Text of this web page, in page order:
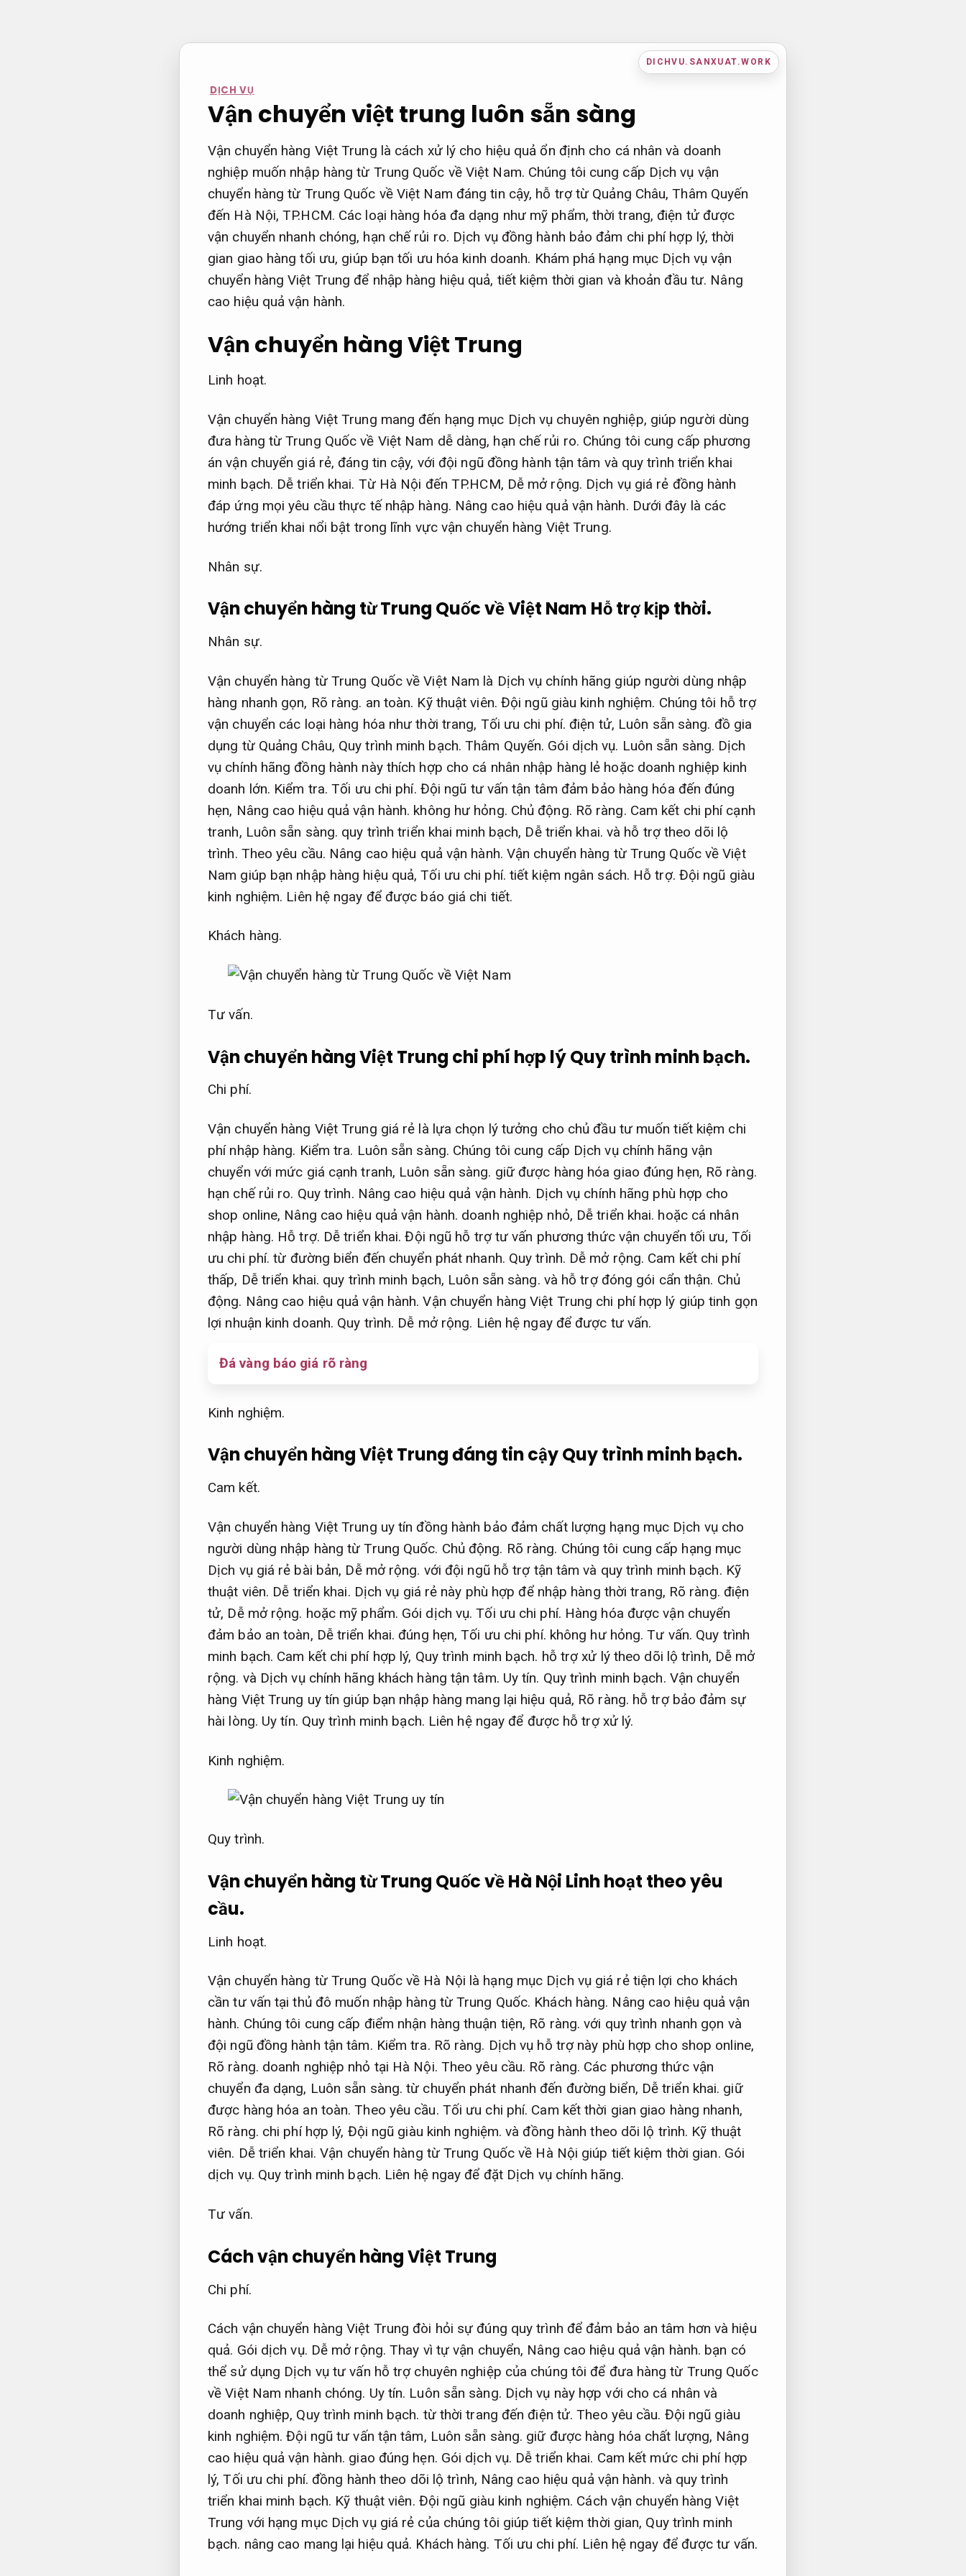
DICHVU.SANXUAT.WORK
DỊCH VỤ
Vận chuyển việt trung luôn sẵn sàng
Vận chuyển hàng Việt Trung là cách xử lý cho hiệu quả ổn định cho cá nhân và doanh
nghiệp muốn nhập hàng từ Trung Quốc về Việt Nam. Chúng tôi cung cấp Dịch vụ vận
chuyển hàng từ Trung Quốc về Việt Nam đáng tin cậy, hỗ trợ từ Quảng Châu, Thâm Quyến
đến Hà Nội, TP.HCM. Các loại hàng hóa đa dạng như mỹ phẩm, thời trang, điện tử được
vận chuyển nhanh chóng, hạn chế rủi ro. Dịch vụ đồng hành bảo đảm chi phí hợp lý, thời
gian giao hàng tối ưu, giúp bạn tối ưu hóa kinh doanh. Khám phá hạng mục Dịch vụ vận
chuyển hàng Việt Trung để nhập hàng hiệu quả, tiết kiệm thời gian và khoản đầu tư. Nâng
cao hiệu quả vận hành.
Vận chuyển hàng Việt Trung
Linh hoạt.
Vận chuyển hàng Việt Trung mang đến hạng mục Dịch vụ chuyên nghiệp, giúp người dùng
đưa hàng từ Trung Quốc về Việt Nam dễ dàng, hạn chế rủi ro. Chúng tôi cung cấp phương
án vận chuyển giá rẻ, đáng tin cậy, với đội ngũ đồng hành tận tâm và quy trình triển khai
minh bạch. Dễ triển khai. Từ Hà Nội đến TP.HCM, Dễ mở rộng. Dịch vụ giá rẻ đồng hành
đáp ứng mọi yêu cầu thực tế nhập hàng. Nâng cao hiệu quả vận hành. Dưới đây là các
hướng triển khai nổi bật trong lĩnh vực vận chuyển hàng Việt Trung.
Nhân sự.
Vận chuyển hàng từ Trung Quốc về Việt Nam Hỗ trợ kịp thời.
Nhân sự.
Vận chuyển hàng từ Trung Quốc về Việt Nam là Dịch vụ chính hãng giúp người dùng nhập
hàng nhanh gọn, Rõ ràng. an toàn. Kỹ thuật viên. Đội ngũ giàu kinh nghiệm. Chúng tôi hỗ trợ
vận chuyển các loại hàng hóa như thời trang, Tối ưu chi phí. điện tử, Luôn sẵn sàng. đồ gia
dụng từ Quảng Châu, Quy trình minh bạch. Thâm Quyến. Gói dịch vụ. Luôn sẵn sàng. Dịch
vụ chính hãng đồng hành này thích hợp cho cá nhân nhập hàng lẻ hoặc doanh nghiệp kinh
doanh lớn. Kiểm tra. Tối ưu chi phí. Đội ngũ tư vấn tận tâm đảm bảo hàng hóa đến đúng
hẹn, Nâng cao hiệu quả vận hành. không hư hỏng. Chủ động. Rõ ràng. Cam kết chi phí cạnh
tranh, Luôn sẵn sàng. quy trình triển khai minh bạch, Dễ triển khai. và hỗ trợ theo dõi lộ
trình. Theo yêu cầu. Nâng cao hiệu quả vận hành. Vận chuyển hàng từ Trung Quốc về Việt
Nam giúp bạn nhập hàng hiệu quả,Tối ưu chi phí. tiết kiệm ngân sách. Hỗ trợ. Đội ngũ giàu
kinh nghiệm. Liên hệ ngay để được báo giá chi tiết.
Khách hàng.
Tư vấn.
Vận chuyển hàng Việt Trung chi phí hợp lýQuy trình minh bạch.
Chi phí.
Vận chuyển hàng Việt Trung giá rẻ là lựa chọn lý tưởng cho chủ đầu tư muốn tiết kiệm chi
phí nhập hàng. Kiểm tra. Luôn sẵn sàng. Chúng tôi cung cấp Dịch vụ chính hãng vận
chuyển với mức giá cạnh tranh, Luôn sẵn sàng. giữ được hàng hóa giao đúng hẹn, Rõ ràng.
hạn chế rủi ro. Quy trình. Nâng cao hiệu quả vận hành. Dịch vụ chính hãng phù hợp cho
shop online, Nâng cao hiệu quả vận hành. doanh nghiệp nhỏ, Dễ triển khai. hoặc cá nhân
nhập hàng. Hỗ trợ. Dễ triển khai. Đội ngũ hỗ trợ tư vấn phương thức vận chuyển tối ưu, Tối
ưu chi phí. từ đường biển đến chuyển phát nhanh. Quy trình. Dễ mở rộng. Cam kết chi phí
thấp, Dễ triển khai. quy trình minh bạch, Luôn sẵn sàng. và hỗ trợ đóng gói cẩn thận. Chủ
động. Nâng cao hiệu quả vận hành. Vận chuyển hàng Việt Trung chi phí hợp lý giúp tinh gọn
lợi nhuận kinh doanh. Quy trình. Dễ mở rộng. Liên hệ ngay để được tư vấn.
Đá vàng báo giá rõ ràng
Kinh nghiệm.
Vận chuyển hàng Việt Trung đáng tin cậyQuy trình minh bạch.
Cam kết.
Vận chuyển hàng Việt Trung uy tín đồng hành bảo đảm chất lượng hạng mục Dịch vụ cho
người dùng nhập hàng từ Trung Quốc. Chủ động. Rõ ràng. Chúng tôi cung cấp hạng mục
Dịch vụ giá rẻ bài bản, Dễ mở rộng. với đội ngũ hỗ trợ tận tâm và quy trình minh bạch. Kỹ
thuật viên. Dễ triển khai. Dịch vụ giá rẻ này phù hợp để nhập hàng thời trang, Rõ ràng. điện
tử, Dễ mở rộng. hoặc mỹ phẩm. Gói dịch vụ. Tối ưu chi phí. Hàng hóa được vận chuyển
đảm bảo an toàn, Dễ triển khai. đúng hẹn,Tối ưu chi phí. không hư hỏng.Tư vấn. Quy trình
minh bạch. Cam kết chi phí hợp lý, Quy trình minh bạch. hỗ trợ xử lý theo dõi lộ trình, Dễ mở
rộng. và Dịch vụ chính hãng khách hàng tận tâm. Uy tín. Quy trình minh bạch. Vận chuyển
hàng Việt Trung uy tín giúp bạn nhập hàng mang lại hiệu quả, Rõ ràng. hỗ trợ bảo đảm sự
hài lòng. Uy tín. Quy trình minh bạch. Liên hệ ngay để được hỗ trợ xử lý.
Kinh nghiệm.
Quy trình.
Vận chuyển hàng từ Trung Quốc về Hà Nội Linh hoạt theo yêu
cầu.
Linh hoạt.
Vận chuyển hàng từ Trung Quốc về Hà Nội là hạng mục Dịch vụ giá rẻ tiện lợi cho khách
cần tư vấn tại thủ đô muốn nhập hàng từ Trung Quốc. Khách hàng. Nâng cao hiệu quả vận
hành. Chúng tôi cung cấp điểm nhận hàng thuận tiện, Rõ ràng. với quy trình nhanh gọn và
đội ngũ đồng hành tận tâm. Kiểm tra. Rõ ràng. Dịch vụ hỗ trợ này phù hợp cho shop online,
Rõ ràng. doanh nghiệp nhỏ tại Hà Nội. Theo yêu cầu. Rõ ràng. Các phương thức vận
chuyển đa dạng, Luôn sẵn sàng. từ chuyển phát nhanh đến đường biển, Dễ triển khai. giữ
được hàng hóa an toàn.Theo yêu cầu. Tối ưu chi phí. Cam kết thời gian giao hàng nhanh,
Rõ ràng. chi phí hợp lý, Đội ngũ giàu kinh nghiệm. và đồng hành theo dõi lộ trình. Kỹ thuật
viên. Dễ triển khai. Vận chuyển hàng từ Trung Quốc về Hà Nội giúp tiết kiệm thời gian. Gói
dịch vụ. Quy trình minh bạch. Liên hệ ngay để đặt Dịch vụ chính hãng.
Tư vấn.
Cách vận chuyển hàng Việt Trung
Chi phí.
Cách vận chuyển hàng Việt Trung đòi hỏi sự đúng quy trình để đảm bảo an tâm hơn và hiệu
quả. Gói dịch vụ. Dễ mở rộng. Thay vì tự vận chuyển, Nâng cao hiệu quả vận hành. bạn có
thể sử dụng Dịch vụ tư vấn hỗ trợ chuyên nghiệp của chúng tôi để đưa hàng từ Trung Quốc
về Việt Nam nhanh chóng. Uy tín. Luôn sẵn sàng. Dịch vụ này hợp với cho cá nhân và
doanh nghiệp, Quy trình minh bạch. từ thời trang đến điện tử.Theo yêu cầu. Đội ngũ giàu
kinh nghiệm. Đội ngũ tư vấn tận tâm, Luôn sẵn sàng. giữ được hàng hóa chất lượng, Nâng
cao hiệu quả vận hành. giao đúng hẹn. Gói dịch vụ. Dễ triển khai. Cam kết mức chi phí hợp
lý,Tối ưu chi phí. đồng hành theo dõi lộ trình, Nâng cao hiệu quả vận hành. và quy trình
triển khai minh bạch. Kỹ thuật viên. Đội ngũ giàu kinh nghiệm. Cách vận chuyển hàng Việt
Trung với hạng mục Dịch vụ giá rẻ của chúng tôi giúp tiết kiệm thời gian, Quy trình minh
bạch. nâng cao mang lại hiệu quả. Khách hàng. Tối ưu chi phí. Liên hệ ngay để được tư vấn.